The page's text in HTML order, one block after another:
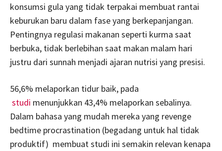
konsumsi gula yang tidak terpakai membuat rantai
keburukan baru dalam fase yang berkepanjangan.
Pentingnya regulasi makanan seperti kurma saat
berbuka, tidak berlebihan saat makan malam hari
justru dari sunnah menjadi ajaran nutrisi yang presisi.
56,6% melaporkan tidur baik, pada
studi menunjukkan 43,4% melaporkan sebalinya.
Dalam bahasa yang mudah mereka yang revenge
bedtime procrastination (begadang untuk hal tidak
produktif) membuat studi ini semakin relevan kenapa